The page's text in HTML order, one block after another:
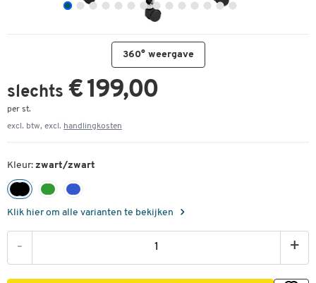
360° weergave
slechts € 199,00
per st.
excl. btw, excl. handlingkosten
Kleur: zwart/zwart
Klik hier om alle varianten te bekijken
- +